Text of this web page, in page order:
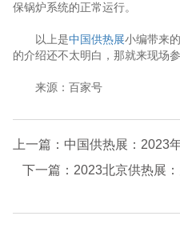
保锅炉系统的正常运行。
以上是中国供热展小编带来
的介绍还不太明白，那就来现场
来源：百家号
上一篇：中国供热展：2023
下一篇：2023北京供热展